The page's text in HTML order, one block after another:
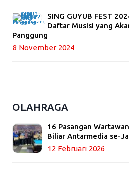
SING GUYUB FEST
Daftar Musisi yang
Panggung
8 November 2024
OLAHRAGA
16 Pasangan
Biliar Antarmedia se-
12 Februari 2026